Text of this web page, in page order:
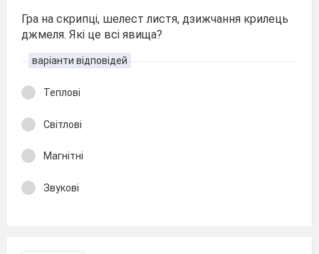
Гра на скрипці, шелест листя, дзижчання крилець
джмеля. Які це всі явища?
варіанти відповідей
Теплові
Світлові
Магнітні
Звукові